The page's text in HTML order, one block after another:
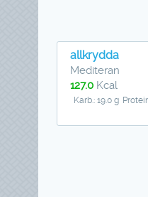
allkrydda
Mediteran
127.0 Kcal
Karb.: 19.0 g